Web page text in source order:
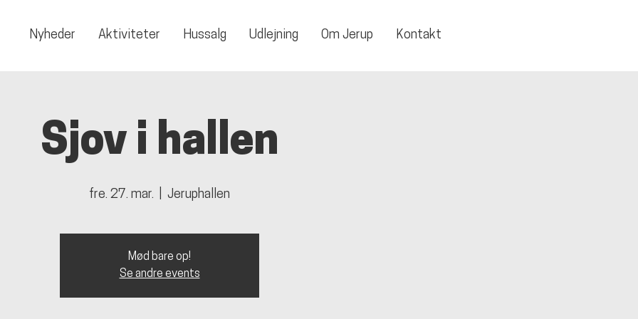
Nyheder Aktiviteter Hussalg Udlejning Om Jerup Kontakt
Sjov i hallen
fre. 27. mar. Jeruphallen
Mød bare op!
Se andre events